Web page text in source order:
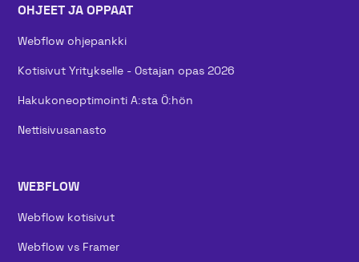
OHJEET JA OPPAAT
Webflow ohjepankki
Kotisivut Yritykselle - Ostajan opas 2026
Hakukoneoptimointi A:sta Ö:hön
Nettisivusanasto
WEBFLOW
Webflow kotisivut
Webflow vs Framer